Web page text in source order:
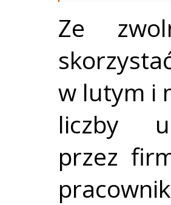
Ze
w lutym i
liczby
przez